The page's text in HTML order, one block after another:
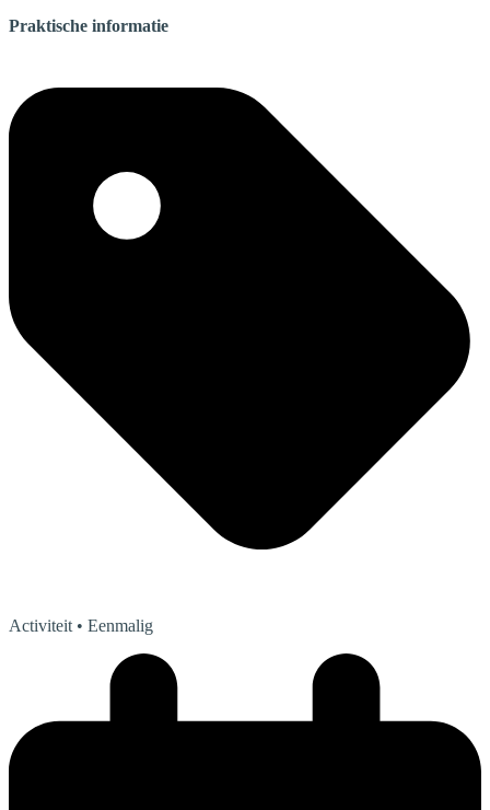
Praktische informatie
Activiteit • Eenmalig